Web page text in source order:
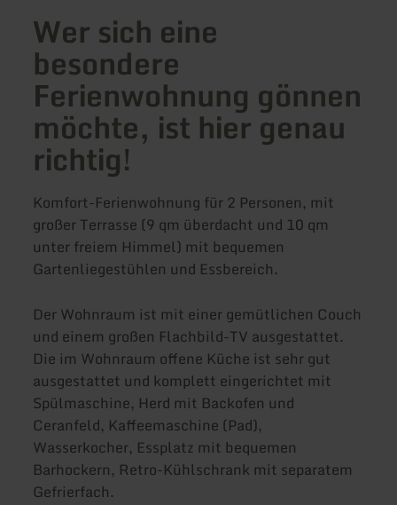
Wer sich eine
besondere
Ferienwohnung gönnen
möchte, ist hier genau
richtig!
Komfort-Ferienwohnung für 2 Personen, mit
großer Terrasse (9 qm überdacht und 10 qm
unter freiem Himmel) mit bequemen
Gartenliegestühlen und Essbereich.
Der Wohnraum ist mit einer gemütlichen Couch
und einem großen Flachbild-TV ausgestattet.
Die im Wohnraum offene Küche ist sehr gut
ausgestattet und komplett eingerichtet mit
Spülmaschine, Herd mit Backofen und
Ceranfeld, Kaffeemaschine (Pad),
Wasserkocher, Essplatz mit bequemen
Barhockern, Retro-Kühlschrank mit separatem
Gefrierfach.